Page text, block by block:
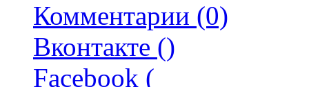
Комментарии (0)
Вконтакте ()
Facebook (